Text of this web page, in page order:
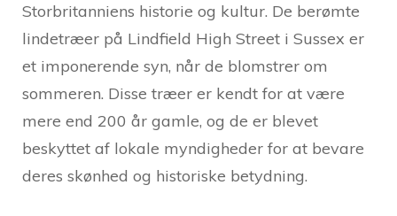
Storbritanniens historie og kultur. De berømte
lindetræer på Lindfield High Street i Sussex er
et imponerende syn, når de blomstrer om
sommeren. Disse træer er kendt for at være
mere end 200 år gamle, og de er blevet
beskyttet af lokale myndigheder for at bevare
deres skønhed og historiske betydning.